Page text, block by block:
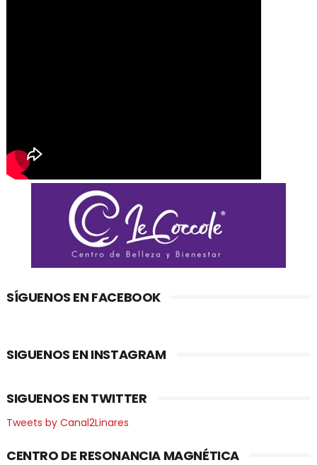
SÍGUENOS EN FACEBOOK
SIGUENOS EN INSTAGRAM
SIGUENOS EN TWITTER
Tweets by Canal2Linares
CENTRO DE RESONANCIA MAGNÉTICA